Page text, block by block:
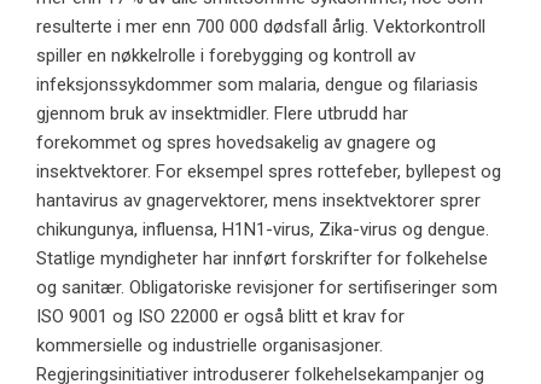
resulterte i mer enn 700 000 dødsfall årlig. Vektorkontroll
spiller en nøkkelrolle i forebygging og kontroll av
infeksjonssykdommer som malaria, dengue og filariasis
gjennom bruk av insektmidler. Flere utbrudd har
forekommet og spres hovedsakelig av gnagere og
insektvektorer. For eksempel spres rottefeber, byllepest og
hantavirus av gnagervektorer, mens insektvektorer sprer
chikungunya, influensa, H1N1-virus, Zika-virus og dengue.
Statlige myndigheter har innført forskrifter for folkehelse
og sanitær. Obligatoriske revisjoner for sertifiseringer som
ISO 9001 og ISO 22000 er også blitt et krav for
kommersielle og industrielle organisasjoner.
Regjeringsinitiativer introduserer folkehelsekampanjer og